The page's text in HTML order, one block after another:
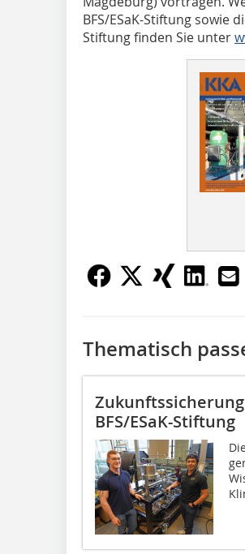
BFS/ESaK-Stiftung sowie
Stiftung finden Sie unter
Thematisch
BFS/ESaK-Stiftung